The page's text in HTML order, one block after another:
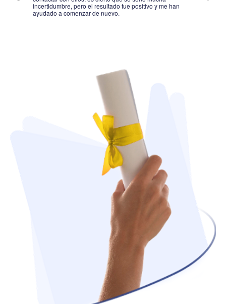
incertidumbre, pero el resultado fue positivo y me han
ayudado a comenzar de nuevo.